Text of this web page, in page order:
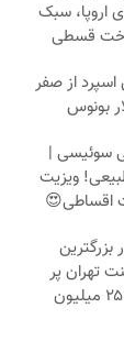
اروپا، سبک
قسطی
از صفر
سوئیسی |
ویزیت
اقساطی😍
بزرگترین
تهران پر